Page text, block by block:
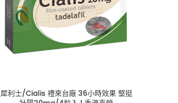
犀利士/Cialis 禮來台廠 36小時效果 堅挺